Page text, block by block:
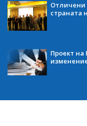
Отличени
страната
Проект на